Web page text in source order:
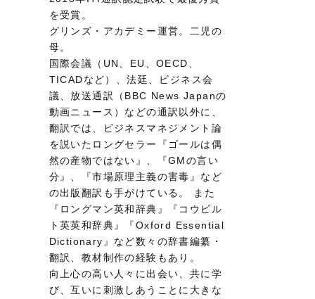
を受賞。
グリンズ・アカデミー運営。二児の
母。
国際会議（UN、EU、OECD、
TICADなど）、法廷、ビジネス会
議、放送通訳（BBC News Japanの
動画ニュース）などの通訳以外に、
翻訳では、ビジネスマネジメント論
を説いたロングセラー『ゴールは偶
然の産物ではない』、『GMの言い
分』、『市場原理主義の害毒』など
の出版翻訳も手がけている。 また
『ロングマン英和辞典』『コウビル
ト英英和辞典』『Oxford Essential
Dictionary』など数々の辞書編纂・
翻訳、教材制作の経験もあり。
向上心の高い人々に出会い、共に学
び、互いに刺激しあうことに大きな